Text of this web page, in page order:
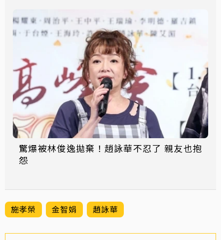
驚爆被林俊逸拋棄！趙詠華不忍了 親友也抱
怨
施孝榮 金智娟 趙詠華